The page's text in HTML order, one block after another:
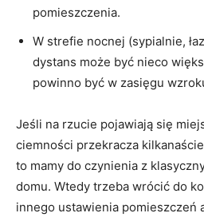
pomieszczenia.
W strefie nocnej (sypialnie,
dystans może być nieco
powinno być w zasięgu
Jeśli na rzucie pojawiają się
ciemności przekracza
to mamy do czynienia z
domu. Wtedy trzeba wrócić do
innego ustawienia pomieszczeń